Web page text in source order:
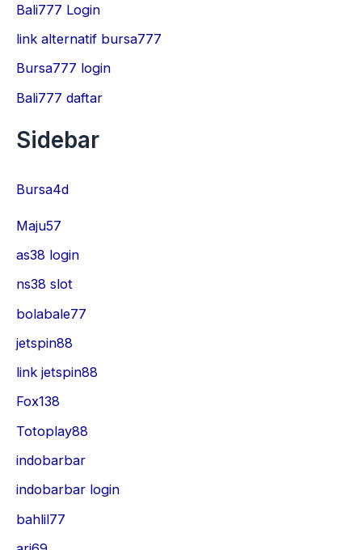
Bali777 Login
link alternatif bursa777
Bursa777 login
Bali777 daftar
Sidebar
Bursa4d
Maju57
as38 login
ns38 slot
bolabale77
jetspin88
link jetspin88
Fox138
Totoplay88
indobarbar
indobarbar login
bahlil77